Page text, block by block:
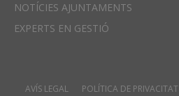
NOTÍCIES AJUNTAMENTS
EXPERTS EN GESTIÓ
AVÍS LEGAL POLÍTICA DE PRIVACITAT